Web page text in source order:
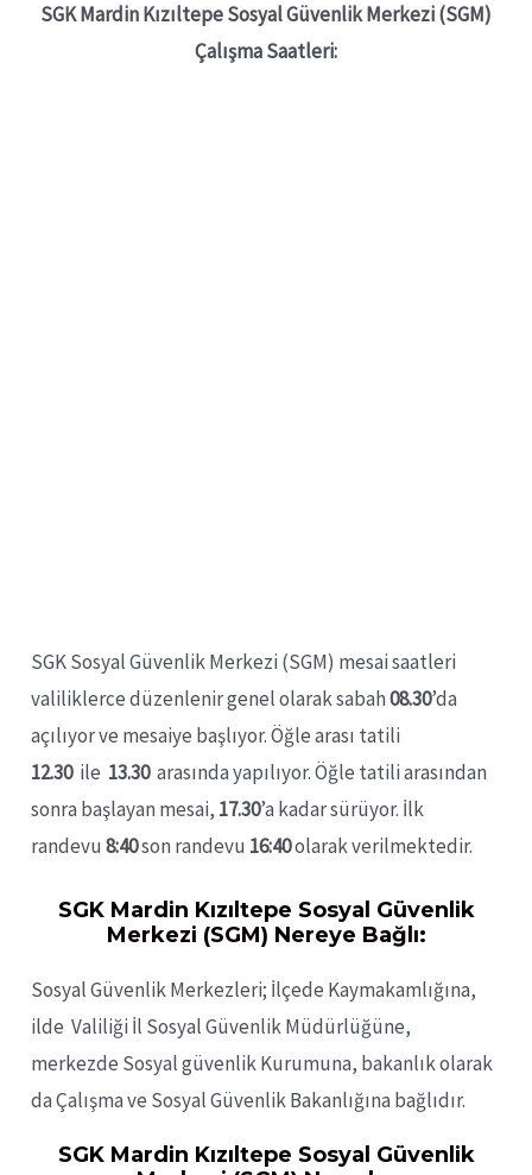
SGK Mardin Kızıltepe Sosyal Güvenlik Merkezi (SGM)
Çalışma Saatleri:
SGK Sosyal Güvenlik Merkezi (SGM) mesai saatleri
valiliklerce düzenlenir genel olarak sabah08.30’da
açılıyor ve mesaiye başlıyor. Öğle arası tatili
12.30ile 13.30arasında yapılıyor. Öğle tatili arasından
sonra başlayan mesai, 17.30’a kadar sürüyor. İlk
randevu8:40son randevu 16:40olarak verilmektedir.
SGK Mardin Kızıltepe Sosyal Güvenlik
Merkezi (SGM) Nereye Bağlı:
Sosyal Güvenlik Merkezleri; İlçede Kaymakamlığına,
ilde Valiliği İl Sosyal Güvenlik Müdürlüğüne,
merkezde Sosyal güvenlik Kurumuna, bakanlık olarak
da Çalışma ve Sosyal Güvenlik Bakanlığına bağlıdır.
SGK Mardin Kızıltepe Sosyal Güvenlik